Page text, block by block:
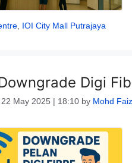
IOI City Mall Putrajaya
Digi
May 2025 | 18:10 by Mohd